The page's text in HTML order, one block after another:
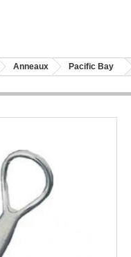
Anneaux Pacific Bay